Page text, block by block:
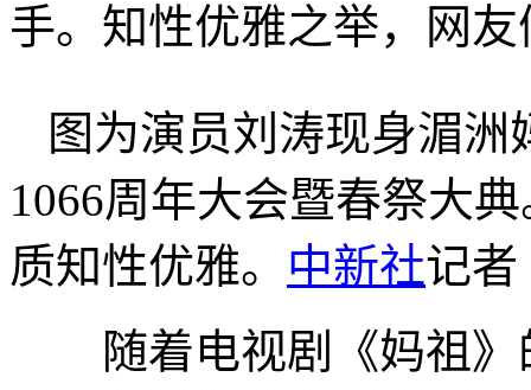
手。知性优雅之举，网
图为演员刘涛现身湄
1066周年大会暨春祭大
质知性优雅。 中新社记者
随着电视剧《妈祖》